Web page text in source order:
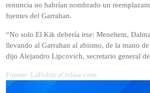
renuncia no habrían nombrado un
fuentes del Garrahan.
“No solo El Kik debería irse: Menehem,
llevando al Garrahan al abismo, de la mano de
dijo Alejandro Lipcovich, secretario general
Fuente: LaPoliticaOnline.com